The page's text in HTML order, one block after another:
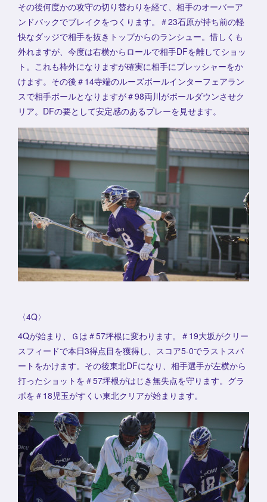
その後何度かの攻守の切り替わりを経て、相手のオーバーア
ンドバックでブレイクをつくります。＃23石原が持ち前の軽
快なダッジで相手を抜きトップからのランシュー。惜しくも
外れますが、今度は右横からロールで相手DFを離してショッ
ト。これも枠外になりますが確実に相手にプレッシャーをか
けます。その後＃14寺端のルーズボールインターフェアラン
スで相手ボールとなりますが＃98両川がボールダウンさせク
リア。DFの要として安定感のあるプレーを見せます。
〈4Q〉
4Qが始まり、Ｇは＃57坪根に変わります。＃19大坂がクリー
スフィードで本日3得点目を獲得し、スコア5-0でラストスパ
ートをかけます。その後東北DFになり、相手選手が左横から
打ったショットを＃57坪根がはじき無失点を守ります。グラ
ボを＃18児玉がすくい東北クリアが始まります。